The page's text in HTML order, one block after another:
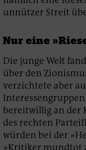
unnützer Streit
Nur eine
Die junge Welt
über den
verzichtete aber
bereitwillig an der
des rechten
würden bei der
»Kritiker mundtot